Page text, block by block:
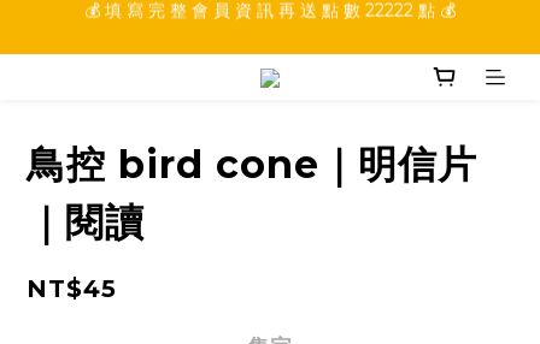
💰 加 入 會 員 就 送 你 10 元 購 物 金 💰
💰 加 入 會 員 就 送 你 10 元 購 物 金 💰
鳥控 bird cone｜明信片
｜閱讀
NT$45